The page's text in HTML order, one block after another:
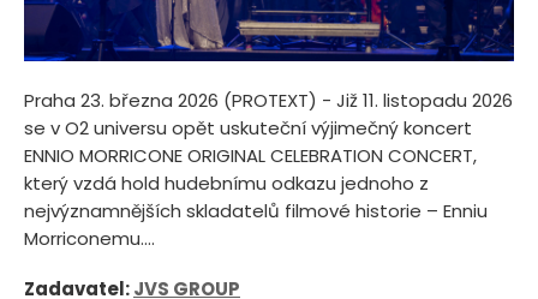
Praha 23. března 2026 (PROTEXT) - Již 11. listopadu 2026
se v O2 universu opět uskuteční výjimečný koncert
ENNIO MORRICONE ORIGINAL CELEBRATION CONCERT,
který vzdá hold hudebnímu odkazu jednoho z
nejvýznamnějších skladatelů filmové historie – Enniu
Morriconemu....
Zadavatel:JVS GROUP